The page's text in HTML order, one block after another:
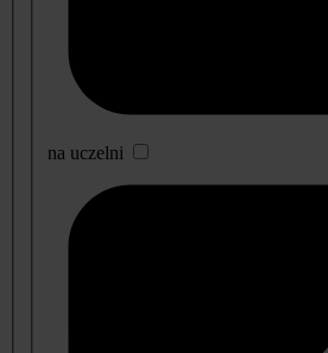
na uczelni